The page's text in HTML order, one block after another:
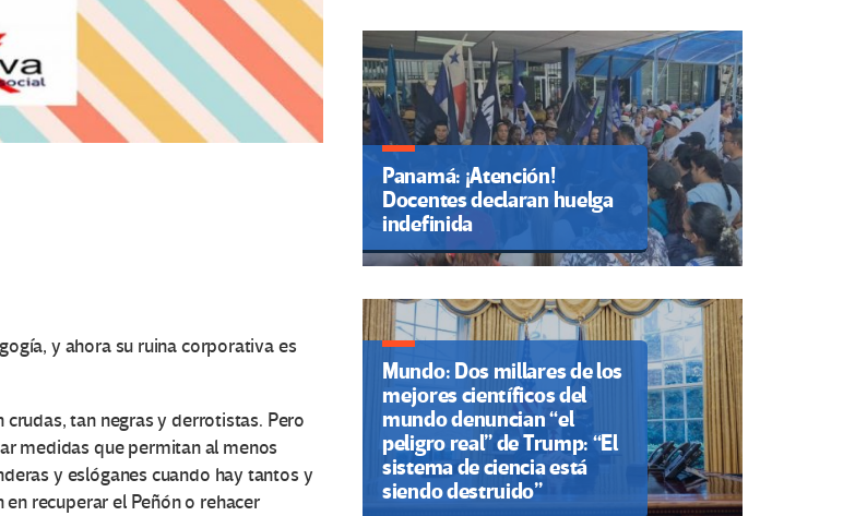
y ahora su ruina corporativa es
tan negras y derrotistas. Pero
medidas que permitan al menos
y eslóganes cuando hay tantos y
recuperar el Peñón o rehacer
Panamá: ¡Atención!
Docentes declaran huelga
indefinida
Mundo: Dos millares de los
mejores científicos del
mundo denuncian “el
peligro real” de Trump: “El
sistema de ciencia está
siendo destruido”